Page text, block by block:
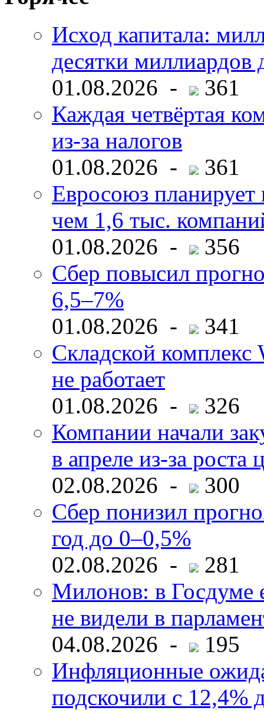
Исход капитала:
десятки миллиардов
01.08.2026 -
361
Каждая четвёртая
из-за налогов
01.08.2026 -
361
Евросоюз планирует
чем 1,6 тыс.
01.08.2026 -
356
Сбер повысил
6,5–7%
01.08.2026 -
341
Складской комплекс
не работает
01.08.2026 -
326
Компании начали
в апреле из-за роста
02.08.2026 -
300
Сбер понизил
год до 0–0,5%
02.08.2026 -
281
Милонов: в Госдуме
не видели в
04.08.2026 -
195
Инфляционные
подскочили с 12,4%